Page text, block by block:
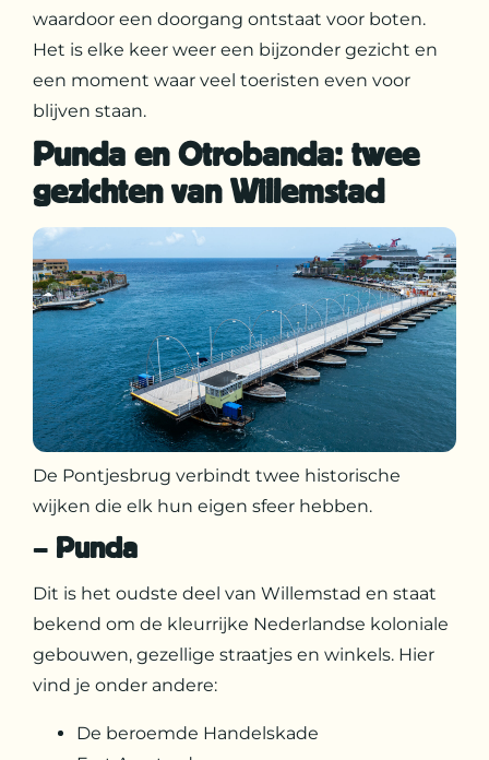
waardoor een doorgang ontstaat voor boten.
Het is elke keer weer een bijzonder gezicht en
een moment waar veel toeristen even voor
blijven staan.
Punda en Otrobanda: twee
gezichten van Willemstad
De Pontjesbrug verbindt twee historische
wijken die elk hun eigen sfeer hebben.
– Punda
Dit is het oudste deel van Willemstad en staat
bekend om de kleurrijke Nederlandse koloniale
gebouwen, gezellige straatjes en winkels. Hier
vind je onder andere:
De beroemde Handelskade